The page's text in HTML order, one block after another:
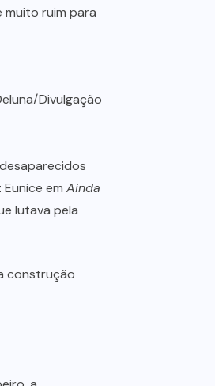
muito ruim para
em Ainda
lutava pela
construção